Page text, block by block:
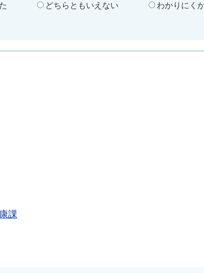
どちらともいえない わかりにく
課